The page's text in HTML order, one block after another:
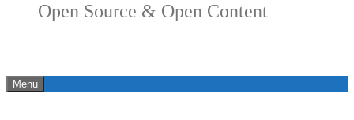
Open Source & Open Content
Menu